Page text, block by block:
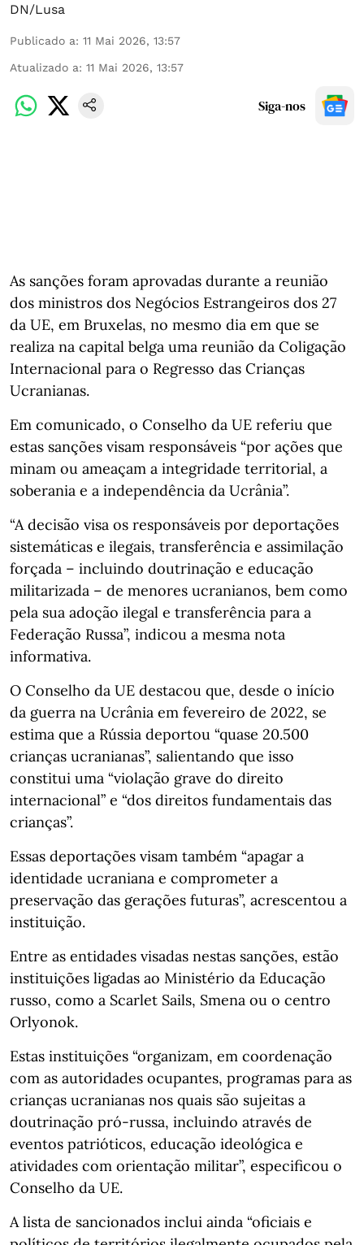
DN/Lusa
Publicado a: 11 Mai 2026, 13:57
Atualizado a: 11 Mai 2026, 13:57
Siga-nos
As sanções foram aprovadas durante a reunião
dos ministros dos Negócios Estrangeiros dos 27
da UE, em Bruxelas, no mesmo dia em que se
realiza na capital belga uma reunião da Coligação
Internacional para o Regresso das Crianças
Ucranianas.
Em comunicado, o Conselho da UE referiu que
estas sanções visam responsáveis “por ações que
minam ou ameaçam a integridade territorial, a
soberania e a independência da Ucrânia”.
“A decisão visa os responsáveis por deportações
sistemáticas e ilegais, transferência e assimilação
forçada – incluindo doutrinação e educação
militarizada – de menores ucranianos, bem como
pela sua adoção ilegal e transferência para a
Federação Russa”, indicou a mesma nota
informativa.
O Conselho da UE destacou que, desde o início
da guerra na Ucrânia em fevereiro de 2022, se
estima que a Rússia deportou “quase 20.500
crianças ucranianas”, salientando que isso
constitui uma “violação grave do direito
internacional” e “dos direitos fundamentais das
crianças”.
Essas deportações visam também “apagar a
identidade ucraniana e comprometer a
preservação das gerações futuras”, acrescentou a
instituição.
Entre as entidades visadas nestas sanções, estão
instituições ligadas ao Ministério da Educação
russo, como a Scarlet Sails, Smena ou o centro
Orlyonok.
Estas instituições “organizam, em coordenação
com as autoridades ocupantes, programas para as
crianças ucranianas nos quais são sujeitas a
doutrinação pró-russa, incluindo através de
eventos patrióticos, educação ideológica e
atividades com orientação militar”, especificou o
Conselho da UE.
A lista de sancionados inclui ainda “oficiais e